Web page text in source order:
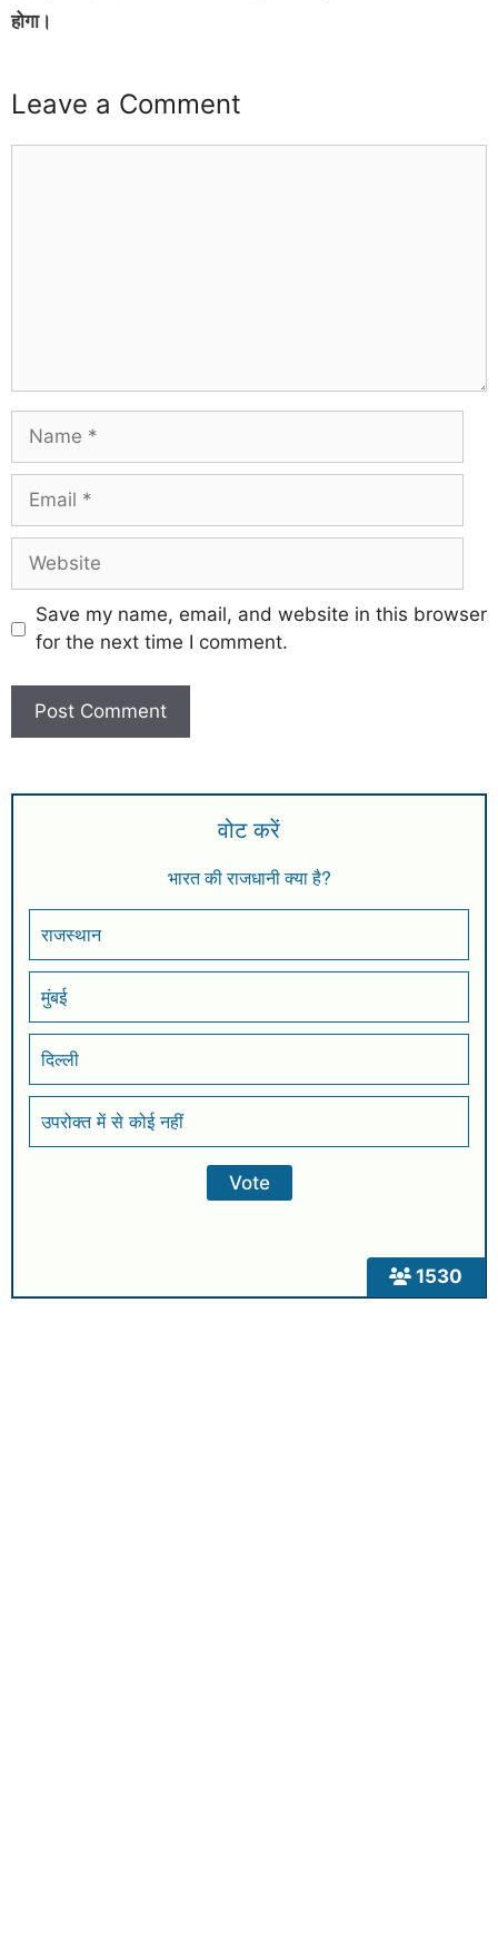
होगा।
Leave a Comment
Save my name, email, and website in this browser
for the next time I comment.
1530
वोट करें
भारत की राजधानी क्या है?
राजस्थान
मुंबई
दिल्ली
उपरोक्त में से कोई नहीं